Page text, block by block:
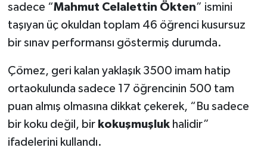
sadece “Mahmut Celalettin Ökten” ismini
taşıyan üç okuldan toplam 46 öğrenci kusursuz
bir sınav performansı göstermiş durumda.
Çömez, geri kalan yaklaşık 3500 imam hatip
ortaokulunda sadece 17 öğrencinin 500 tam
puan almış olmasına dikkat çekerek, “Bu sadece
bir koku değil, bir kokuşmuşlukhalidir”
ifadelerini kullandı.